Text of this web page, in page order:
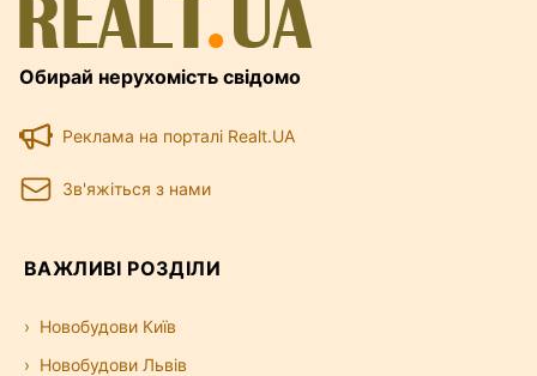
Обирай нерухомість свідомо
Реклама на порталі Realt.UA
Зв'яжіться з нами
ВАЖЛИВІ РОЗДІЛИ
Новобудови Київ
Новобудови Львів